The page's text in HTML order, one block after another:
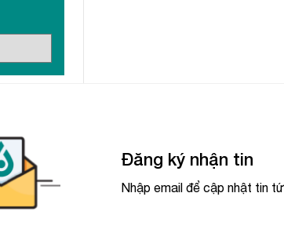
Đăng ký nhận tin
Nhập email để cập nhật tin